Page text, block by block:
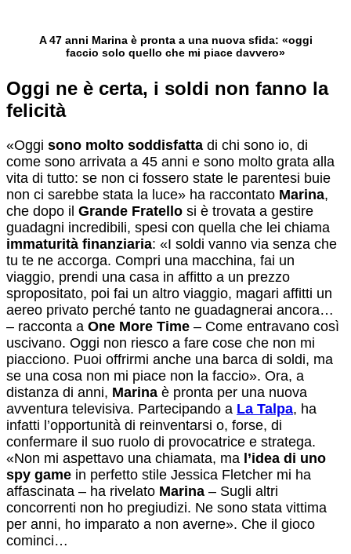
A 47 anni Marina è pronta a una nuova sfida: «oggi
faccio solo quello che mi piace davvero»
Oggi ne è certa, i soldi non fanno la
felicità
«Oggi sono molto soddisfatta di chi sono io, di
come sono arrivata a 45 anni e sono molto grata alla
vita di tutto: se non ci fossero state le parentesi buie
non ci sarebbe stata la luce» ha raccontato Marina,
che dopo il Grande Fratello si è trovata a gestire
guadagni incredibili, spesi con quella che lei chiama
immaturità finanziaria: «I soldi vanno via senza che
tu te ne accorga. Compri una macchina, fai un
viaggio, prendi una casa in affitto a un prezzo
spropositato, poi fai un altro viaggio, magari affitti un
aereo privato perché tanto ne guadagnerai ancora…
– racconta a One More Time – Come entravano così
uscivano. Oggi non riesco a fare cose che non mi
piacciono. Puoi offrirmi anche una barca di soldi, ma
se una cosa non mi piace non la faccio». Ora, a
distanza di anni, Marina è pronta per una nuova
avventura televisiva. Partecipando a La Talpa, ha
infatti l’opportunità di reinventarsi o, forse, di
confermare il suo ruolo di provocatrice e stratega.
«Non mi aspettavo una chiamata, ma l’idea di uno
spy game in perfetto stile Jessica Fletcher mi ha
affascinata – ha rivelato Marina – Sugli altri
concorrenti non ho pregiudizi. Ne sono stata vittima
per anni, ho imparato a non averne». Che il gioco
cominci…